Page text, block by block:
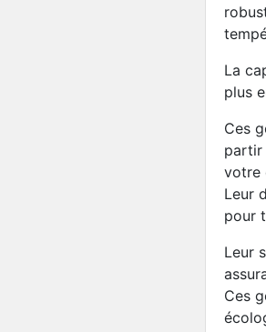
La
plus
Ces
partir
votre
Leur
pour
Leur
Ces